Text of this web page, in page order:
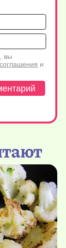
Имя*
вы
и